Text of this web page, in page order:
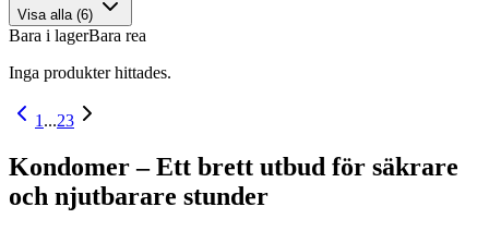
Visa alla (6)
Bara i lagerBara rea
Inga produkter hittades.
1 ...23
Kondomer – Ett brett utbud för säkrare
och njutbarare stunder